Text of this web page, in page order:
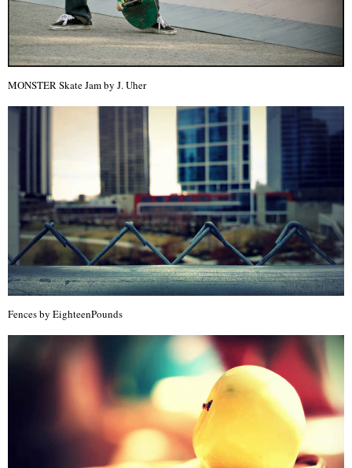
MONSTER Skate Jam by J. Uher
Fences by EighteenPounds